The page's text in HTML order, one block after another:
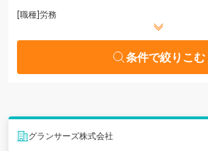
[職種]労務
条件で絞りこむ
グランサーズ株式会社